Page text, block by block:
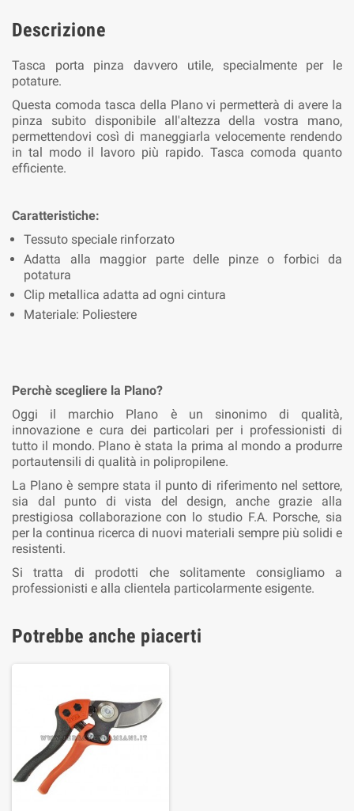
Descrizione
Tasca porta pinza davvero utile, specialmente per le
potature.
Questa comoda tasca della Plano vi permetterà di avere la
pinza subito disponibile all'altezza della vostra mano,
permettendovi così di maneggiarla velocemente rendendo
in tal modo il lavoro più rapido. Tasca comoda quanto
efficiente.
Caratteristiche:
Tessuto speciale rinforzato
Adatta alla maggior parte delle pinze o forbici da
potatura
Clip metallica adatta ad ogni cintura
Materiale: Poliestere
Perchè scegliere la Plano?
Oggi il marchio Plano è un sinonimo di qualità,
innovazione e cura dei particolari per i professionisti di
tutto il mondo. Plano è stata la prima al mondo a produrre
portautensili di qualità in polipropilene.
La Plano è sempre stata il punto di riferimento nel settore,
sia dal punto di vista del design, anche grazie alla
prestigiosa collaborazione con lo studio F.A. Porsche, sia
per la continua ricerca di nuovi materiali sempre più solidi e
resistenti.
Si tratta di prodotti che solitamente consigliamo a
professionisti e alla clientela particolarmente esigente.
Potrebbe anche piacerti